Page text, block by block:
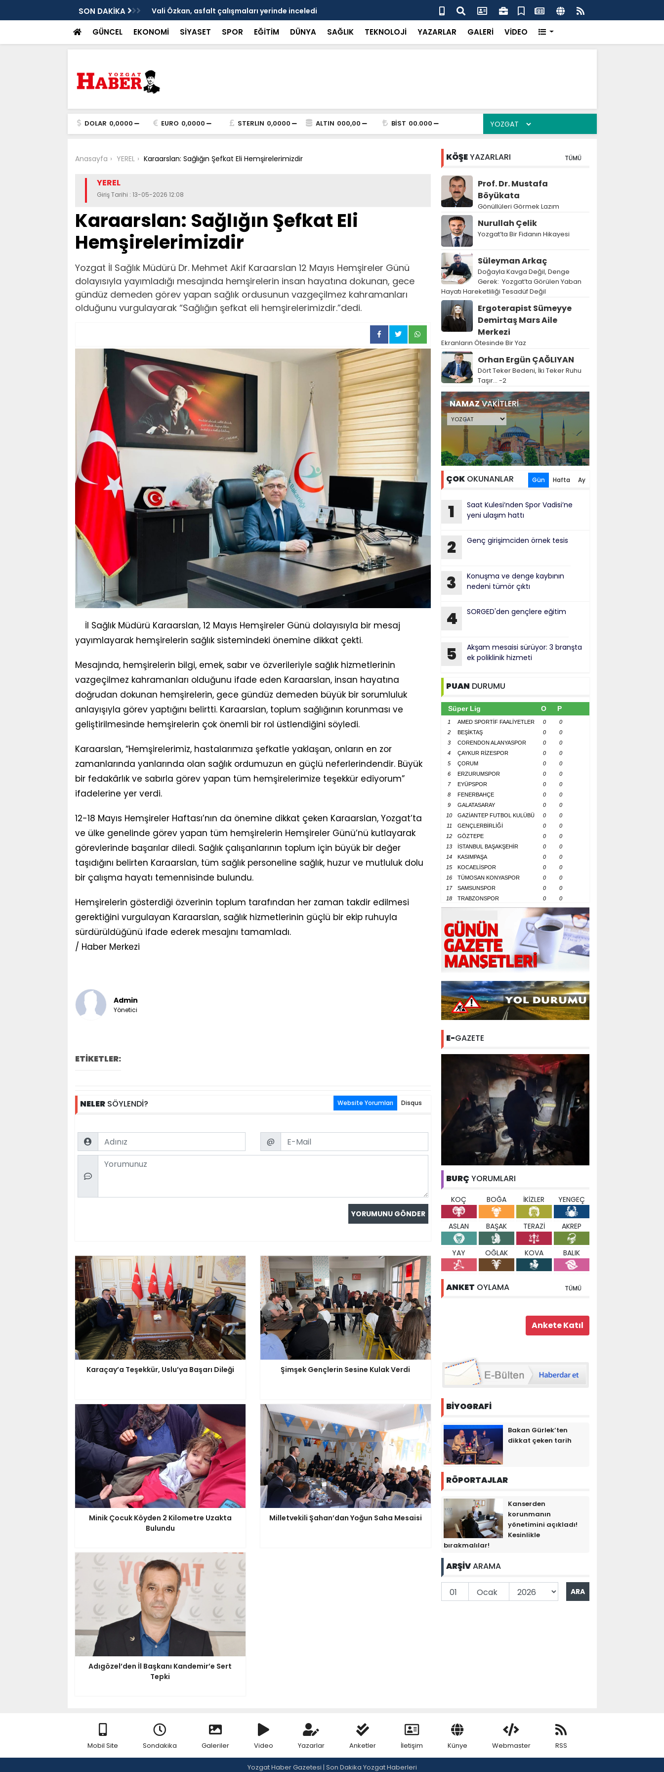
SON DAKİKA Vali Özkan, asfalt çalışmaları yerinde inceledi Bakan Gürlek’ten “Tek Çatı” mesajı
GÜNCEL EKONOMİ SİYASET SPOR EĞİTİM DÜNYA SAĞLIK TEKNOLOJİ YAZARLAR GALERİ VİDEO
DOLAR 0,0000 EURO 0,0000 STERLIN 0,0000 ALTIN 000,00 BİST 00.000
Anasayfa YEREL Karaarslan: Sağlığın Şefkat Eli Hemşirelerimizdir
YEREL
Giriş Tarihi : 13-05-2026 12:08
Karaarslan: Sağlığın Şefkat Eli
Hemşirelerimizdir
Yozgat İl Sağlık Müdürü Dr. Mehmet Akif Karaarslan 12 Mayıs Hemşireler Günü
dolayısıyla yayımladığı mesajında hemşirelerin insan hayatına dokunan, gece
gündüz demeden görev yapan sağlık ordusunun vazgeçilmez kahramanları
olduğunu vurgulayarak “Sağlığın şefkat eli hemşirelerimizdir.”dedi.
İl Sağlık Müdürü Karaarslan, 12 Mayıs Hemşireler Günü dolayısıyla bir mesaj
yayımlayarak hemşirelerin sağlık sistemindeki önemine dikkat çekti.
Mesajında, hemşirelerin bilgi, emek, sabır ve özverileriyle sağlık hizmetlerinin
vazgeçilmez kahramanları olduğunu ifade eden Karaarslan, insan hayatına
doğrudan dokunan hemşirelerin, gece gündüz demeden büyük bir sorumluluk
anlayışıyla görev yaptığını belirtti. Karaarslan, toplum sağlığının korunması ve
geliştirilmesinde hemşirelerin çok önemli bir rol üstlendiğini söyledi.
Karaarslan, “Hemşirelerimiz, hastalarımıza şefkatle yaklaşan, onların en zor
zamanlarında yanlarında olan sağlık ordumuzun en güçlü neferlerindendir. Büyük
bir fedakârlık ve sabırla görev yapan tüm hemşirelerimize teşekkür ediyorum”
ifadelerine yer verdi.
12-18 Mayıs Hemşireler Haftası’nın da önemine dikkat çeken Karaarslan, Yozgat’ta
ve ülke genelinde görev yapan tüm hemşirelerin Hemşireler Günü’nü kutlayarak
görevlerinde başarılar diledi. Sağlık çalışanlarının toplum için büyük bir değer
taşıdığını belirten Karaarslan, tüm sağlık personeline sağlık, huzur ve mutluluk dolu
bir çalışma hayatı temennisinde bulundu.
Hemşirelerin gösterdiği özverinin toplum tarafından her zaman takdir edilmesi
gerektiğini vurgulayan Karaarslan, sağlık hizmetlerinin güçlü bir ekip ruhuyla
sürdürüldüğünü ifade ederek mesajını tamamladı.
/ Haber Merkezi
Admin
Yönetici
ETİKETLER:
NELERSÖYLENDİ? Website Yorumları Disqus
Name Email
@
Comment
Karaçay’a Teşekkür, Uslu’ya Başarı Dileği Şimşek Gençlerin Sesine Kulak Verdi
Minik Çocuk Köyden 2 Kilometre Uzakta
Bulundu
Milletvekili Şahan’dan Yoğun Saha Mesaisi
Adıgözel’den İl Başkanı Kandemir’e Sert
Tepki
KÖŞEYAZARLARI TÜMÜ
Prof. Dr. Mustafa
Böyükata
Gönüllüleri Görmek Lazım
Nurullah Çelik
Yozgat’ta Bir Fidanın Hikayesi
Süleyman Arkaç
Doğayla Kavga Değil, Denge
Gerek: Yozgat’ta Görülen Yaban
Hayatı Hareketliliği Tesadüf Değil
Ergoterapist Sümeyye
Demirtaş Mars Aile
Merkezi
Ekranların Ötesinde Bir Yaz
Orhan Ergün ÇAĞLIYAN
Dört Teker Bedeni, İki Teker Ruhu
Taşır… -2
NAMAZVAKİTLERİ
ÇOKOKUNANLAR Gün Hafta Ay
1
Saat Kulesi’nden Spor Vadisi’ne
yeni ulaşım hattı
2 Genç girişimciden örnek tesis
3
Konuşma ve denge kaybının
nedeni tümör çıktı
4 SORGED'den gençlere eğitim
5
Akşam mesaisi sürüyor: 3 branşta
ek poliklinik hizmeti
PUAN DURUMU
Süper Lig O P
1 AMED SPORTİF FAALİYETLER 0
0
2
BEŞİKTAŞ 0
0
3
CORENDON ALANYASPOR 0
0
4
ÇAYKUR RİZESPOR 0
0
5
ÇORUM 0
0
6
ERZURUMSPOR 0
0
7
EYÜPSPOR 0
0
8
FENERBAHÇE 0
0
9
GALATASARAY 0
0
10
GAZİANTEP FUTBOL KULÜBÜ 0
0
11
GENÇLERBİRLİĞİ 0
0
12
GÖZTEPE 0
0
13
İSTANBUL BAŞAKŞEHİR 0
0
14
KASIMPAŞA 0
0
15
KOCAELİSPOR 0
0
16
TÜMOSAN KONYASPOR 0
0
17
SAMSUNSPOR 0
0
18
TRABZONSPOR 0 0
E-GAZETE
BURÇ YORUMLARI
KOÇ BOĞA İKİZLER YENGEÇ
ASLAN BAŞAK TERAZİ AKREP
YAY OĞLAK KOVA BALIK
ANKET OYLAMA TÜMÜ
BİYOGRAFİ
Bakan Gürlek’ten
dikkat çeken tarih
RÖPORTAJLAR
Kanserden
korunmanın
yönetimini açıkladı!
Kesinlikle
bırakmalılar!
ARŞİVARAMA
Mobil Site Sondakika Galeriler Video Yazarlar Anketler İletişim Künye Webmaster RSS
Yozgat Haber Gazetesi | Son Dakika Yozgat Haberleri